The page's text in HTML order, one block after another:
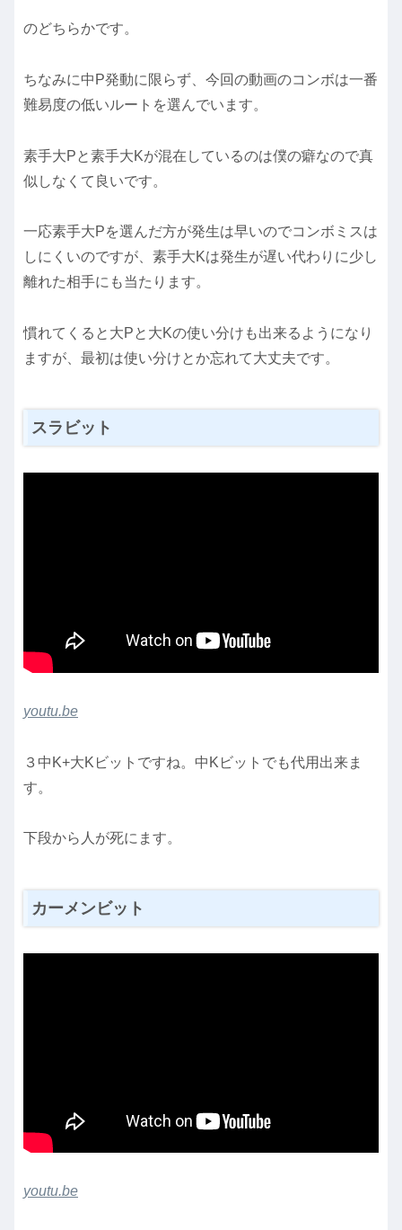
のどちらかです。
ちなみに中P発動に限らず、今回の動画のコンボは一番
難易度の低いルートを選んでいます。
素手大Pと素手大Kが混在しているのは僕の癖なので真
似しなくて良いです。
一応素手大Pを選んだ方が発生は早いのでコンボミスは
しにくいのですが、素手大Kは発生が遅い代わりに少し
離れた相手にも当たります。
慣れてくると大Pと大Kの使い分けも出来るようになり
ますが、最初は使い分けとか忘れて大丈夫です。
スラビット
youtu.be
３中K+大Kビットですね。中Kビットでも代用出来ま
す。
下段から人が死にます。
カーメンビット
youtu.be